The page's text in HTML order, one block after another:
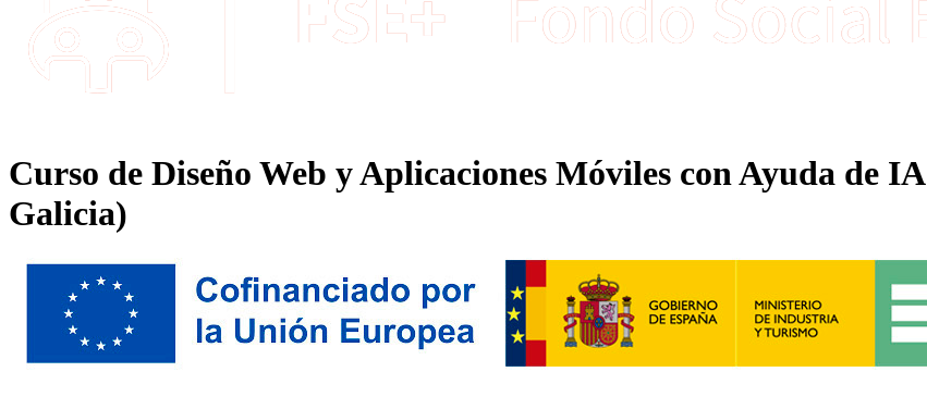
Curso de Diseño Web y Aplicaciones Móviles con Ayuda de
Galicia)